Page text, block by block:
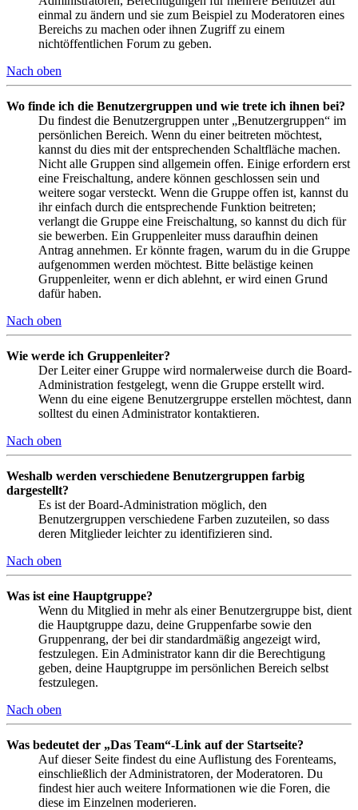
einmal zu ändern und sie zum Beispiel zu Moderatoren eines
Bereichs zu machen oder ihnen Zugriff zu einem
nichtöffentlichen Forum zu geben.
Nach oben
Wo finde ich die Benutzergruppen und wie trete ich ihnen bei?
Du findest die Benutzergruppen unter „Benutzergruppen“ im
persönlichen Bereich. Wenn du einer beitreten möchtest,
kannst du dies mit der entsprechenden Schaltfläche machen.
Nicht alle Gruppen sind allgemein offen. Einige erfordern erst
eine Freischaltung, andere können geschlossen sein und
weitere sogar versteckt. Wenn die Gruppe offen ist, kannst du
ihr einfach durch die entsprechende Funktion beitreten;
verlangt die Gruppe eine Freischaltung, so kannst du dich für
sie bewerben. Ein Gruppenleiter muss daraufhin deinen
Antrag annehmen. Er könnte fragen, warum du in die Gruppe
aufgenommen werden möchtest. Bitte belästige keinen
Gruppenleiter, wenn er dich ablehnt, er wird einen Grund
dafür haben.
Nach oben
Wie werde ich Gruppenleiter?
Der Leiter einer Gruppe wird normalerweise durch die Board-
Administration festgelegt, wenn die Gruppe erstellt wird.
Wenn du eine eigene Benutzergruppe erstellen möchtest, dann
solltest du einen Administrator kontaktieren.
Nach oben
Weshalb werden verschiedene Benutzergruppen farbig
dargestellt?
Es ist der Board-Administration möglich, den
Benutzergruppen verschiedene Farben zuzuteilen, so dass
deren Mitglieder leichter zu identifizieren sind.
Nach oben
Was ist eine Hauptgruppe?
Wenn du Mitglied in mehr als einer Benutzergruppe bist, dient
die Hauptgruppe dazu, deine Gruppenfarbe sowie den
Gruppenrang, der bei dir standardmäßig angezeigt wird,
festzulegen. Ein Administrator kann dir die Berechtigung
geben, deine Hauptgruppe im persönlichen Bereich selbst
festzulegen.
Nach oben
Was bedeutet der „Das Team“-Link auf der Startseite?
Auf dieser Seite findest du eine Auflistung des Forenteams,
einschließlich der Administratoren, der Moderatoren. Du
findest hier auch weitere Informationen wie die Foren, die
diese im Einzelnen moderieren.